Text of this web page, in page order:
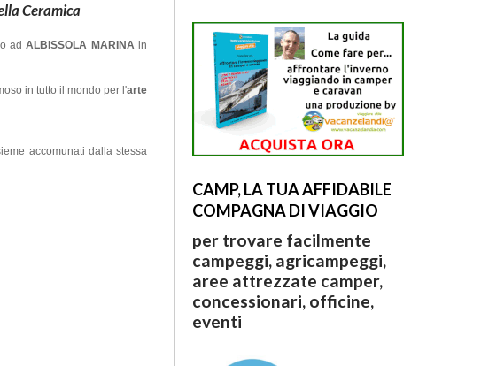
Ceramica
adALBISSOLA MARINAin
in tutto il mondo per l'arte
accomunati dalla stessa
CAMP, LA TUA AFFIDABILE
COMPAGNA DI VIAGGIO
per trovare facilmente
campeggi, agricampeggi,
aree attrezzate camper,
concessionari, officine,
eventi